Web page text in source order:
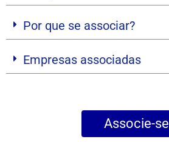
Por que se associar?
Empresas associadas
Associe-se